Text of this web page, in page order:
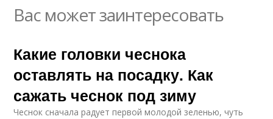
Вас может заинтересовать
Какие головки чеснока
оставлять на посадку. Как
сажать чеснок под зиму
Чеснок сначала радует первой молодой зеленью, чуть